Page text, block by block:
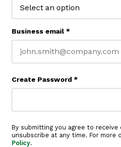
Business email *
Create Password *
By submitting you agree to receive
unsubscribe at any time. For more
Policy.